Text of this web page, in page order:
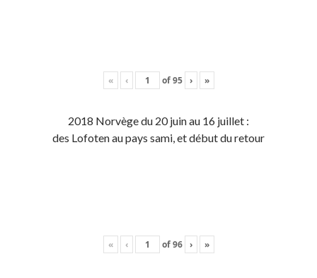
« ‹ of95 › »
2018 Norvège du 20 juin au 16 juillet :
des Lofoten au pays sami, et début du retour
« ‹ of96 › »